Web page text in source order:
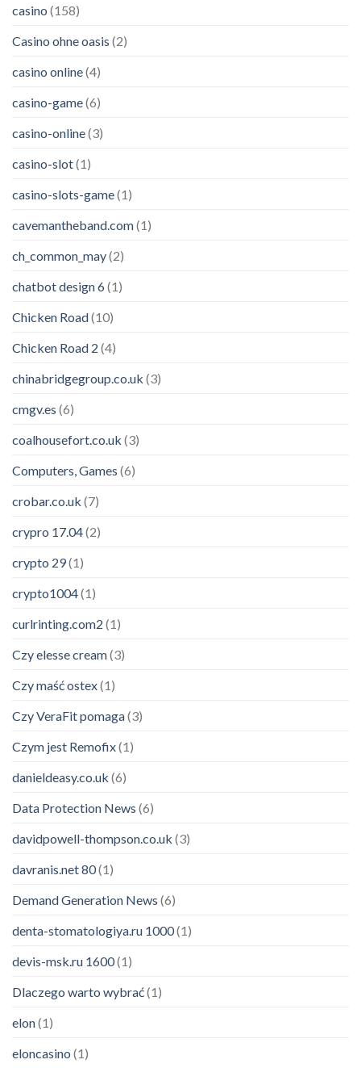
casino (158)
Casino ohne oasis (2)
casino online(4)
casino-game(6)
casino-online(3)
casino-slot(1)
casino-slots-game(1)
cavemantheband.com(1)
ch_common_may(2)
chatbot design 6(1)
Chicken Road(10)
Chicken Road 2 (4)
chinabridgegroup.co.uk (3)
cmgv.es (6)
coalhousefort.co.uk (3)
Computers, Games (6)
crobar.co.uk (7)
crypro 17.04(2)
crypto 29(1)
crypto1004(1)
curlrinting.com2 (1)
Czy elesse cream(3)
Czy maść ostex(1)
Czy VeraFit pomaga(3)
Czym jest Remofix(1)
danieldeasy.co.uk (6)
Data Protection News (6)
davidpowell-thompson.co.uk (3)
davranis.net 80(1)
Demand Generation News (6)
denta-stomatologiya.ru 1000(1)
devis-msk.ru 1600(1)
Dlaczego warto wybrać(1)
elon(1)
eloncasino (1)